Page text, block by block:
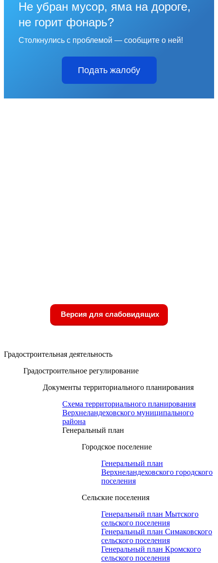
Не убран мусор, яма на дороге,
не горит фонарь?
Столкнулись с проблемой — сообщите о ней!
Подать жалобу
Версия для слабовидящих
Градостроительная деятельность
Градостроительное регулирование
Документы территориального планирования
Схема территориального планирования
Верхнеландеховского муниципального
района
Генеральный план
Городское поселение
Генеральный план
Верхнеландеховского городского
поселения
Сельские поселения
Генеральный план Мытского
сельского поселения
Генеральный план Симаковского
сельского поселения
Генеральный план Кромского
сельского поселения